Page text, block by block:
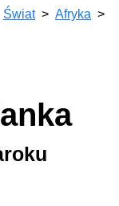
Świat
Afryka